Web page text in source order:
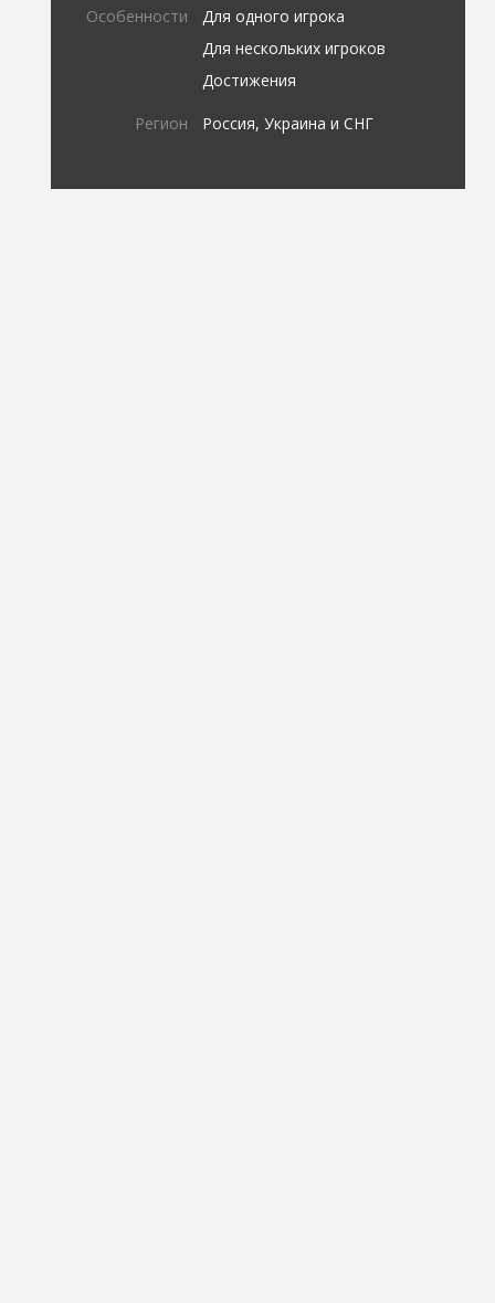
Особенности
Для одного игрока
Для нескольких игроков
Достижения
Регион Россия, Украина и СНГ